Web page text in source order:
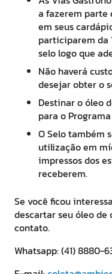
a fazerem parte
em seus
participarem da
selo logo que
Não haverá
desejar obter o
Destinar o óleo
para o
O Selo também
utilização em
impressos dos
receberem.
Se você ficou
descartar seu óleo
contato.
Whatsapp: (41) 8880-